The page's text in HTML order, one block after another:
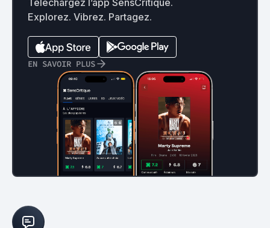
Téléchargez l’app SensCritique.
Explorez. Vibrez. Partagez.
EN SAVOIR PLUS